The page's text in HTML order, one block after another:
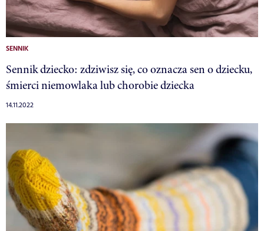
SENNIK
Sennik dziecko: zdziwisz się, co oznacza sen o dziecku,
śmierci niemowlaka lub chorobie dziecka
14.11.2022